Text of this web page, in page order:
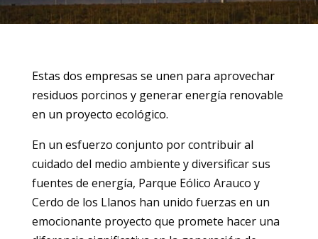
Estas dos empresas se unen para aprovechar
residuos porcinos y generar energía renovable
en un proyecto ecológico.
En un esfuerzo conjunto por contribuir al
cuidado del medio ambiente y diversificar sus
fuentes de energía, Parque Eólico Arauco y
Cerdo de los Llanos han unido fuerzas en un
emocionante proyecto que promete hacer una